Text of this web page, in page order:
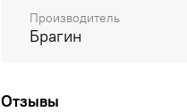
Производитель
Брагин
Отзывы